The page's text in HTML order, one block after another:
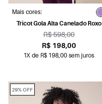
Mais cores:
Tricot Gola Alta Canelado Roxo
R$ 598,00
R$ 198,00
1X de R$ 198,00 sem juros
29% OFF